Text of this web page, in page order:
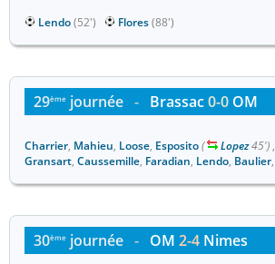
Lendo(52') Flores(88')
29ème journée - Brassac0-0 OM
Charrier, Mahieu, Loose, Esposito( Lopez45') ,
Gransart, Caussemille, Faradian, Lendo, Baulier,
30ème journée - OM 2-4 Nimes